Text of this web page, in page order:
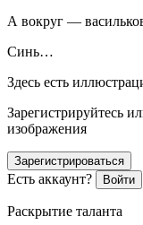
А вокруг —
Синь…
Здесь есть
Зарегистрируйтесь
изображения
Зарегистрироваться
Есть аккаунт? Войти
Раскрытие таланта